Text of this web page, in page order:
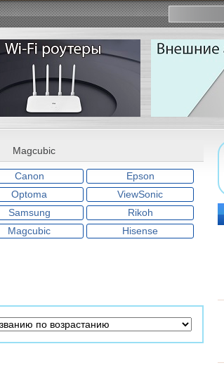
Magcubic
Canon
Epson
Optoma
ViewSonic
Samsung
Rikoh
Magcubic Hisense